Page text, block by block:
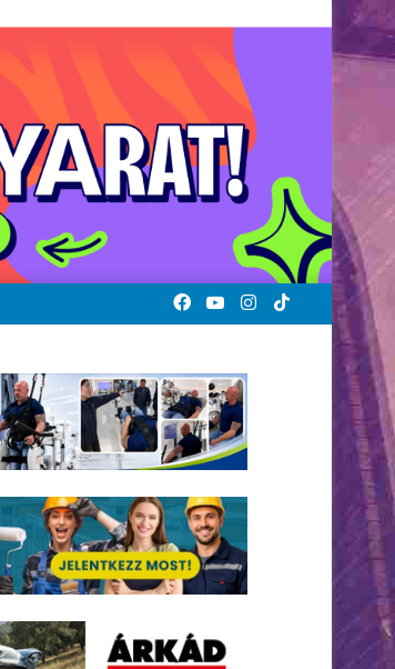
TikTok
Instagram
YouTube
Facebook